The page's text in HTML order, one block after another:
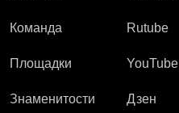
Команда
Площадки
Знаменитости
Rutube
YouTube
Дзен